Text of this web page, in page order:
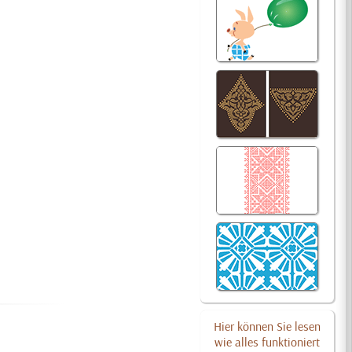
Hier können Sie lesen
wie alles funktioniert